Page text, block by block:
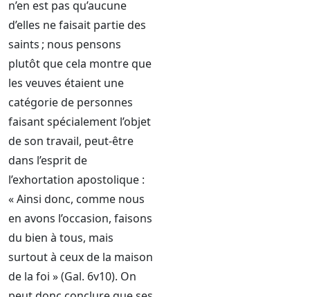
n’en est pas qu’aucune
d’elles ne faisait partie des
saints ; nous pensons
plutôt que cela montre que
les veuves étaient une
catégorie de personnes
faisant spécialement l’objet
de son travail, peut-être
dans l’esprit de
l’exhortation apostolique :
« Ainsi donc, comme nous
en avons l’occasion, faisons
du bien à tous, mais
surtout à ceux de la maison
de la foi » (Gal. 6v10). On